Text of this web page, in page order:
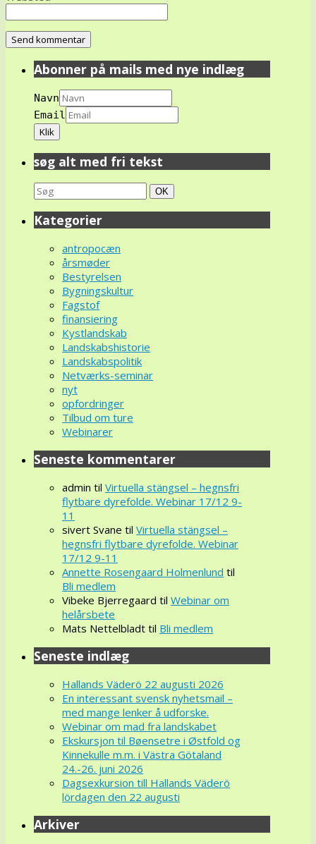
Abonner på mails med nye indlæg
Navn
Email
søg alt med fri tekst
Search
for:
Søg
OK
Kategorier
antropocæn
årsmøder
Bestyrelsen
Bygningskultur
Fagstof
finansiering
Kystlandskab
Landskabshistorie
Landskabspolitik
Netværks-seminar
nyt
opfordringer
Tilbud om ture
Webinarer
Seneste kommentarer
admin til Virtuella stängsel – hegnsfri
flytbare dyrefolde. Webinar 17/12 9-
11
sivert Svane til Virtuella stängsel –
hegnsfri flytbare dyrefolde. Webinar
17/12 9-11
Annette Rosengaard Holmenlund til
Bli medlem
Vibeke Bjerregaard til Webinar om
helårsbete
Mats Nettelbladt til Bli medlem
Seneste indlæg
Hallands Väderö 22 augusti 2026
En interessant svensk nyhetsmail –
med mange lenker å udforske.
Webinar om mad fra landskabet
Ekskursjon til Bøensetre i Østfold og
Kinnekulle m.m. i Västra Götaland
24.-26. juni 2026
Dagsexkursion till Hallands Väderö
lördagen den 22 augusti
Arkiver